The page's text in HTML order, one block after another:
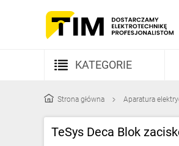
KATEGORIE
Kable i przewody
Rozdzielnice i obudowy
Strona główna Aparatura
TeSys Deca Blok